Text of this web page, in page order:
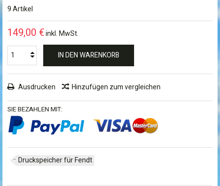
9Artikel
149,00 €inkl. MwSt.
IN DEN WARENKORB
Ausdrucken Hinzufügen zum vergleichen
SIE BEZAHLEN MIT:
Druckspeicher für Fendt